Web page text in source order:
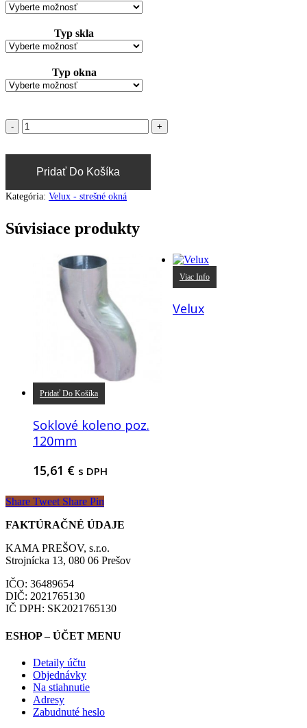
Typ skla
Typ okna
Pridať Do Košíka
Kategória: Velux - strešné okná
Súvisiace produkty
Pridať Do Košíka
Soklové koleno poz.
120mm
15,61 € s DPH
Viac Info
Velux
Share Tweet Share Pin
FAKTÚRAČNÉ ÚDAJE
KAMA PREŠOV, s.r.o.
Strojnícka 13, 080 06 Prešov
IČO: 36489654
DIČ: 2021765130
IČ DPH: SK2021765130
ESHOP – ÚČET MENU
Detaily účtu
Objednávky
Na stiahnutie
Adresy
Zabudnuté heslo